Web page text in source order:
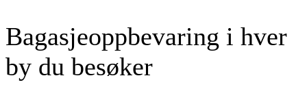
Bagasjeoppbevaring i hver
by du besøker